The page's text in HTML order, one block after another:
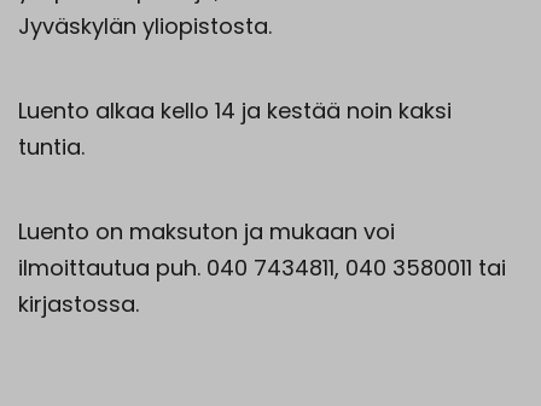
Jyväskylän yliopistosta.
Luento alkaa kello 14 ja kestää noin kaksi
tuntia.
Luento on maksuton ja mukaan voi
ilmoittautua puh. 040 7434811, 040 3580011 tai
kirjastossa.